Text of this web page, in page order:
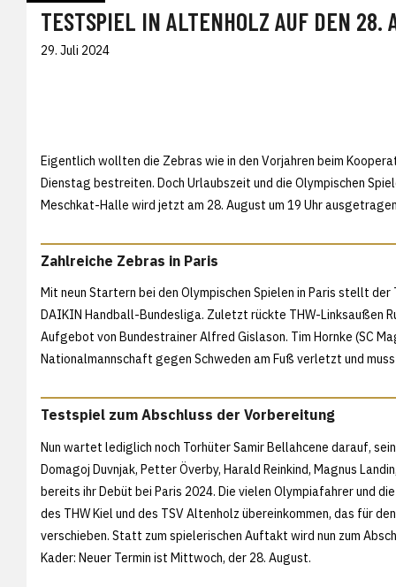
TESTSPIEL IN ALTENHOLZ AUF DEN 28.
29. Juli 2024
Eigentlich wollten die Zebras wie in den Vorjahren beim
Dienstag bestreiten. Doch Urlaubszeit und die Olympischen
Meschkat-Halle wird jetzt am 28. August um 19 Uhr
Zahlreiche Zebras in Paris
Mit neun Startern bei den Olympischen Spielen in Paris stellt
DAIKIN Handball-Bundesliga. Zuletzt rückte THW-Linksaußen
Aufgebot von Bundestrainer Alfred Gislason. Tim Hornke (SC
Nationalmannschaft gegen Schweden am Fuß verletzt und
Testspiel zum Abschluss der Vorbereitung
Nun wartet lediglich noch Torhüter Samir Bellahcene darauf,
Domagoj Duvnjak, Petter Överby, Harald Reinkind, Magnus
bereits ihr Debüt bei Paris 2024. Die vielen Olympiafahrer und
des THW Kiel und des TSV Altenholz übereinkommen, das für
verschieben. Statt zum spielerischen Auftakt wird nun zum
Kader: Neuer Termin ist Mittwoch, der 28. August.